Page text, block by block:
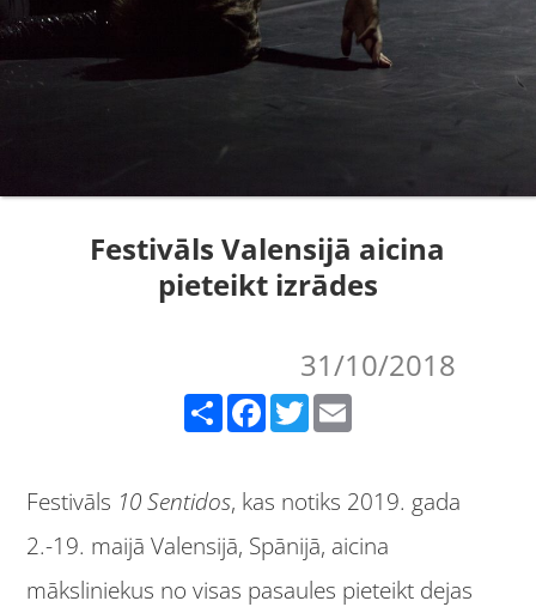
Festivāls Valensijā aicina
pieteikt izrādes
31/10/2018
Facebook Twitter
Festivāls 10 Sentidos, kas notiks 2019. gada
2.-19. maijā Valensijā, Spānijā, aicina
māksliniekus no visas pasaules pieteikt dejas